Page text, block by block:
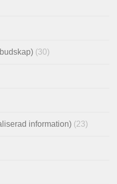
(30)
information) (23)